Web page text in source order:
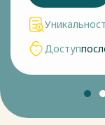
Доступ